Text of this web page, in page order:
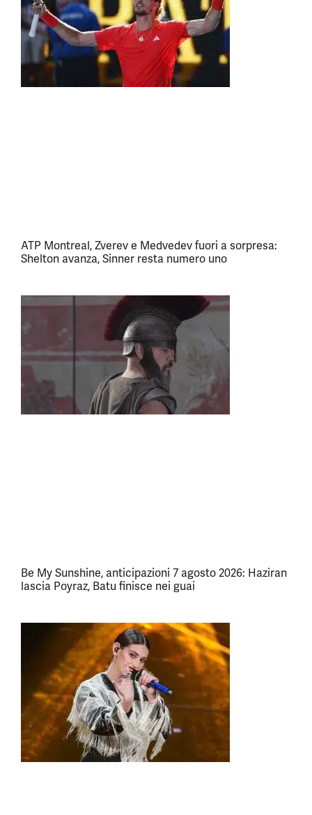
ATP Montreal, Zverev e Medvedev fuori a sorpresa:
Shelton avanza, Sinner resta numero uno
Be My Sunshine, anticipazioni 7 agosto 2026: Haziran
lascia Poyraz, Batu finisce nei guai